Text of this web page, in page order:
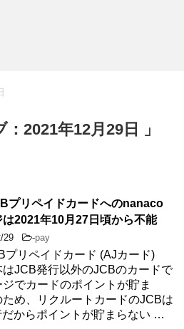
：2021年12月29日 」
プリペイドカードへのnanaco
は2021年10月27日頃から不能
29 -pay
プリペイドカード (AJカード)
はJCB発行以外のJCBのカードで
でカードのポイントが貯ま
ため、リクルートカードのJCBは
からポイントが貯まらない …